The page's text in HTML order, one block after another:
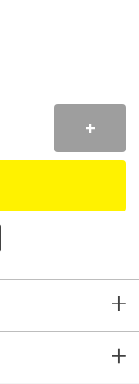
+
etc. Su fórmula
cantidad de espuma,+